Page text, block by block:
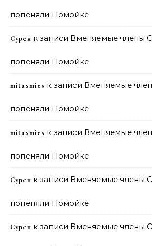
попеняли Помойке
Сурен к записи Вменяемые члены
попеняли Помойке
mitasmies к записи Вменяемые
попеняли Помойке
mitasmies к записи Вменяемые
попеняли Помойке
Сурен к записи Вменяемые члены
попеняли Помойке
Сурен к записи Вменяемые члены